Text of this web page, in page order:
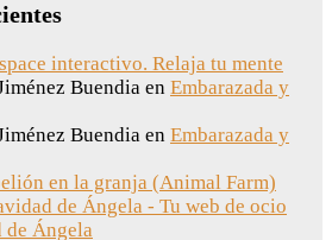
interactivo. Relaja tu mente
Buendia en Embarazada y
Buendia en Embarazada y
en la granja (Animal Farm)
de Ángela - Tu web de ocio
de Ángela